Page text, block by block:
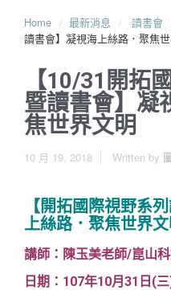
Home 最新消息 讀書會
讀書會】凝視海上絲路．聚焦
【10/31開拓
暨讀書會】凝
焦世界文明
10 月 19, 2018 Written by
【 開拓國際視野系
上絲路．聚焦世界文
講師：陳玉美老師/崑山
日期：107年10月31日(